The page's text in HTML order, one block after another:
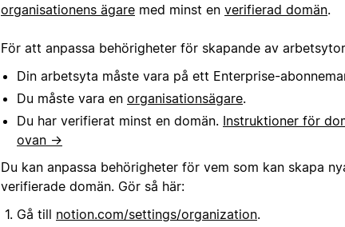
organisationens ägare med minst en verifierad domän.
För att anpassa behörigheter för skapande av
Din arbetsyta måste vara på ett Enterprise-
Du måste vara en organisationsägare.
Du har verifierat minst en domän. Instruktioner för
ovan →
Du kan anpassa behörigheter för vem som kan skapa
verifierade domän. Gör så här:
Gå till notion.com/settings/organization.